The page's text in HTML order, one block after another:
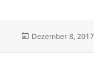
Veröffentlicht
Dezember 8, 2017